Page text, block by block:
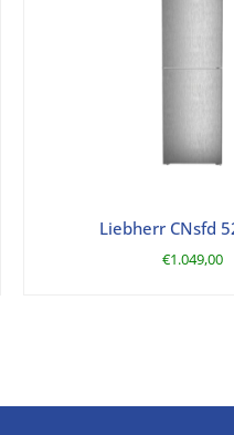
Liebherr CNsfd
€1.049,00